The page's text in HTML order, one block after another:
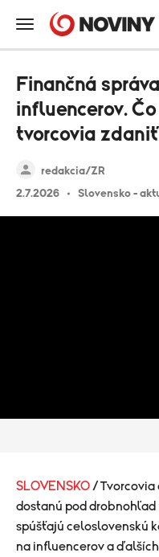
redakcia/ZR
2.7.2026
Slovensko -
Finančná
influencerov.
tvorcovia
SLOVENSKO / Tvorcovia
dostanú pod drobnohľad
spúšťajú celoslovenskú
na influencerov a